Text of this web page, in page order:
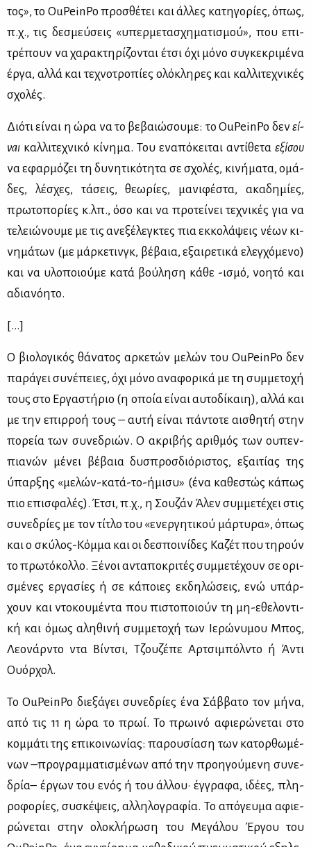
τος», το OuPeinPo προ­σθέ­τει και άλ­λες κα­τη­γο­ρί­ες, όπως,
π.χ., τις δε­σμεύ­σεις «υπερ­με­τα­σχη­μα­τι­σμού», που επι­
τρέ­πουν να χα­ρα­κτη­ρί­ζο­νται έτσι όχι μό­νο συ­γκε­κρι­μέ­να
έρ­γα, αλ­λά και τε­χνο­τρο­πί­ες ολό­κλη­ρες και καλ­λι­τε­χνι­κές
σχο­λές.
Διό­τι εί­ναι η ώρα να το βε­βαιώ­σου­με: το OuPeinPo δεν εί­
ναι καλ­λι­τε­χνι­κό κί­νη­μα. Του ενα­πό­κει­ται αντί­θε­τα εξί­σου
να εφαρ­μό­ζει τη δυ­νη­τι­κό­τη­τα σε σχο­λές, κι­νή­μα­τα, ομά­
δες, λέ­σχες, τά­σεις, θε­ω­ρί­ες, μα­νι­φέ­στα, ακα­δη­μί­ες,
πρω­το­πο­ρί­ες κ.λπ., όσο και να προ­τεί­νει τε­χνι­κές για να
τε­λειώ­νου­με με τις ανε­ξέ­λεγ­κτες πια εκ­κο­λά­ψεις νέ­ων κι­
νη­μά­των (με μάρ­κε­τινγκ, βέ­βαια, εξαι­ρε­τι­κά ελεγ­χό­με­νο)
και να υλο­ποιού­με κα­τά βού­λη­ση κά­θε -ισμό, νοη­τό και
αδια­νό­η­το.
[…]
Ο βιο­λο­γι­κός θά­να­τος αρ­κε­τών με­λών του OuPeinPo δεν
πα­ρά­γει συ­νέ­πειες, όχι μό­νο ανα­φο­ρι­κά με τη συμ­με­το­χή
τους στο Ερ­γα­στή­ριo (η οποία εί­ναι αυ­το­δί­καιη), αλ­λά και
με την επιρ­ροή τους – αυ­τή εί­ναι πά­ντο­τε αι­σθη­τή στην
πο­ρεία των συ­νε­δριών. Ο ακρι­βής αριθ­μός των ου­πεν­
πια­νών μέ­νει βέ­βαια δυ­σπροσ­διό­ρι­στος, εξαι­τί­ας της
ύπαρ­ξης «με­λών-κα­τά-το-ήμι­συ» (ένα κα­θε­στώς κά­πως
πιο επι­σφα­λές). Έτσι, π.χ., η Σου­ζάν Άλεν συμ­με­τέ­χει στις
συ­νε­δρί­ες με τον τί­τλο του «ενερ­γη­τι­κού μάρ­τυ­ρα», όπως
και ο σκύ­λος-Κόμ­μα και οι δε­σποι­νί­δες Κα­ζέτ που τη­ρούν
το πρω­τό­κολ­λο. Ξέ­νοι αντα­πο­κρι­τές συμ­με­τέ­χουν σε ορι­
σμέ­νες ερ­γα­σί­ες ή σε κά­ποιες εκ­δη­λώ­σεις, ενώ υπάρ­
χουν και ντο­κου­μέ­ντα που πι­στο­ποιούν τη μη-εθε­λο­ντι­
κή και όμως αλη­θι­νή συμ­με­το­χή των Ιε­ρώ­νυ­μου Μπος,
Λε­ο­νάρ­ντο ντα Βίν­τσι, Τζου­ζέ­πε Αρ­τσι­μπόλ­ντο ή Άντι
Ουόρ­χολ.
Το OuPeinPo διε­ξά­γει συ­νε­δρί­ες ένα Σάβ­βα­το τον μή­να,
από τις 11 η ώρα το πρωί. Το πρω­ι­νό αφιε­ρώ­νε­ται στο
κομ­μά­τι της επι­κοι­νω­νί­ας: πα­ρου­σί­α­ση των κα­τορ­θω­μέ­
νων –προ­γραμ­μα­τι­σμέ­νων από την προη­γού­με­νη συ­νε­
δρία– έρ­γων του ενός ή του άλ­λου· έγ­γρα­φα, ιδέ­ες, πλη­
ρο­φο­ρί­ες, συ­σκέ­ψεις, αλ­λη­λο­γρα­φία. Το από­γευ­μα αφιε­
ρώ­νε­ται στην ολο­κλή­ρω­ση του Με­γά­λου Έρ­γου του